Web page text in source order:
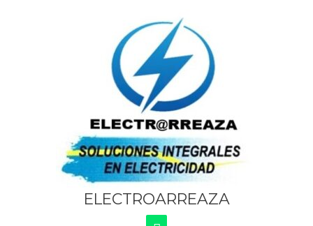
ELECTROARREAZA
Menú
Principal